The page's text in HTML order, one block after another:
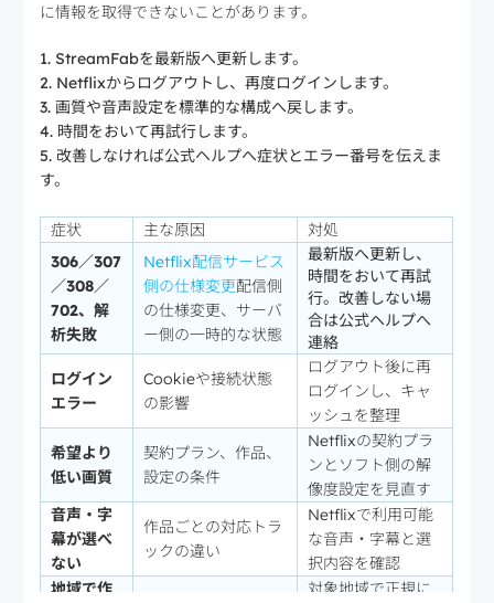
に情報を取得できないことがあります。
StreamFabを最新版へ更新します。
Netflixからログアウトし、再度ログインします。
画質や音声設定を標準的な構成へ戻します。
時間をおいて再試行します。
改善しなければ公式ヘルプへ症状とエラー番号を伝えま
す。
症状 主な原因
対処
306／307
／308／
702、解
析失敗
Netflix配信サービス
側の仕様変更配信側
の仕様変更、サーバ
ー側の一時的な状態
最新版へ更新し、
時間をおいて再試
行。改善しない場
合は公式ヘルプへ
連絡
ログイン
エラー
Cookieや接続状態
の影響
ログアウト後に再
ログインし、キャ
ッシュを整理
希望より
低い画質
契約プラン、作品、
設定の条件
Netflixの契約プラ
ンとソフト側の解
像度設定を見直す
音声・字
幕が選べ
ない
作品ごとの対応トラ
ックの違い
Netflixで利用可能
な音声・字幕と選
択内容を確認
地域で作
対象地域で正規に